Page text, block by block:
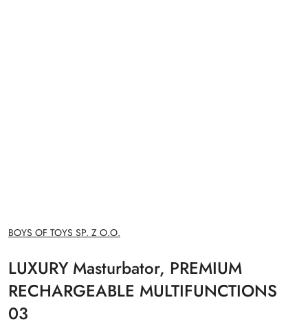
NAZWA
PRODUCENTA:
BOYS OF TOYS SP. Z O.O.
LUXURY Masturbator, PREMIUM
RECHARGEABLE MULTIFUNCTIONS
03